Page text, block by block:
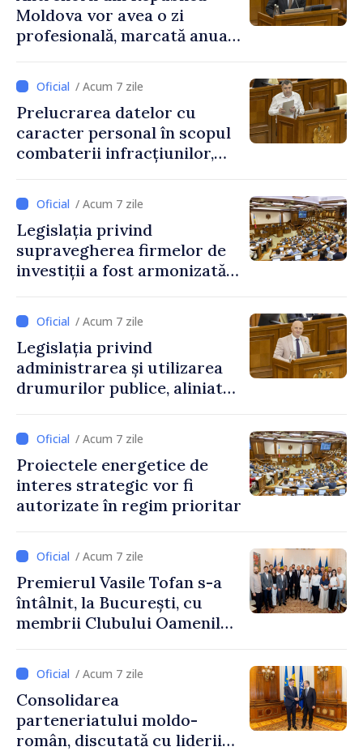
Moldova vor avea o zi
profesională, marcată anual
/ Acum 7 zile
Prelucrarea datelor cu
caracter personal în scopul
combaterii infracțiunilor,
/ Acum 7 zile
Legislația privind
supravegherea firmelor de
investiții a fost armonizată
/ Acum 7 zile
Legislația privind
administrarea și utilizarea
drumurilor publice, aliniată
/ Acum 7 zile
Proiectele energetice de
interes strategic vor fi
autorizate în regim prioritar
/ Acum 7 zile
Premierul Vasile Tofan s-a
întâlnit, la București, cu
membrii Clubului Oamenilor
/ Acum 7 zile
Consolidarea
parteneriatului moldo-
român, discutată cu liderii